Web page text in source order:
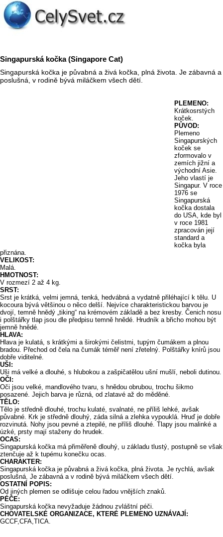
Singapurská kočka (Singapore Cat)
Singapurská kočka je půvabná a živá kočka, plná života. Je zábavná a
poslušná, v rodině bývá miláčkem všech dětí.
PLEMENO:
Krátkosrstých
koček.
PŮVOD:
Plemeno
Singapurských
koček se
zformovalo v
zemích jižní a
východní Asie.
Jeho vlastí je
Singapur. V roce
1976 se
Singapurská
kočka dostala
do USA, kde byl
v roce 1981
zpracován její
standard a
kočka byla
přiznána.
VELIKOST:
Malá.
HMOTNOST:
V rozmezí 2 až 4 kg.
SRST:
Srst je krátká, velmi jemná, tenká, hedvábná a vydatně přiléhající k tělu. U
kocoura bývá většinou o něco delší. Nejvíce charakteristickou barvou je
dvojí, temně hnědý „tiking“ na krémovém základě a bez kresby. Čenich nosu
i polštářky tlap jsou dle předpisu temně hnědé. Hrudník a břicho mohou být
jemně hnědé.
HLAVA:
Hlava je kulatá, s krátkými a širokými čelistmi, tupým čumákem a plnou
bradou. Přechod od čela na čumák téměř není zřetelný. Polštářky knírů jsou
dobře viditelné.
UŠI:
Uši má velké a dlouhé, s hlubokou a zašpičatělou ušní mušlí, neboli dutinou.
OČI:
Oči jsou velké, mandlového tvaru, s hnědou obrubou, trochu šikmo
posazené. Jejich barva je různá, od zlatavé až do měděné.
TĚLO:
Tělo je středně dlouhé, trochu kulaté, svalnaté, ne příliš lehké, avšak
půvabné. Krk je středně dlouhý, záda silná a zlehka vypouklá. Hruď je dobře
rozvinutá. Nohy jsou pevné a ztepilé, ne příliš dlouhé. Tlapy jsou malinké a
úzké, prsty mají staženy do hrudek.
OCAS:
Singapurská kočka má přiměřeně dlouhý, u základu tlustý, postupně se však
ztenčuje až k tupému konečku ocas.
CHARAKTER:
Singapurská kočka je půvabná a živá kočka, plná života. Je rychlá, avšak
poslušná. Je zábavná a v rodině bývá miláčkem všech dětí.
OSTATNÍ POPIS:
Od jiných plemen se odlišuje celou řadou vnějších znaků.
PÉČE:
Singapurská kočka nevyžaduje žádnou zvláštní péči.
CHOVATELSKÉ ORGANIZACE, KTERÉ PLEMENO UZNÁVAJÍ:
GCCF,CFA,TICA.